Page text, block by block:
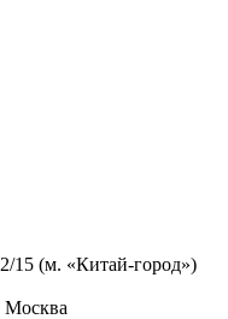
15 (м. «Китай-город»)
Москва